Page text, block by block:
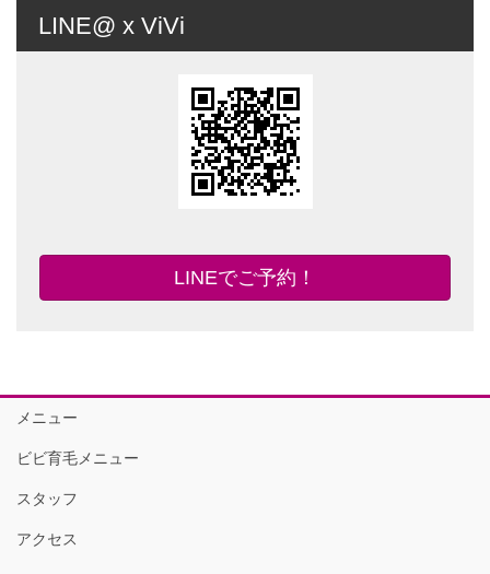
LINE@ x ViVi
LINEでご予約！
メニュー
ビビ育毛メニュー
スタッフ
アクセス